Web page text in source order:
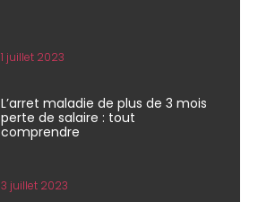
1 juillet 2023
L’arret maladie de plus de 3 mois
perte de salaire : tout
comprendre
3 juillet 2023